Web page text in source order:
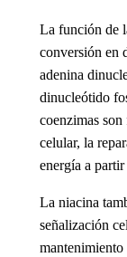
La función de
conversión en
adenina
dinucleótido
coenzimas
celular, la
energía a
La niacina
señalización
mantenimiento